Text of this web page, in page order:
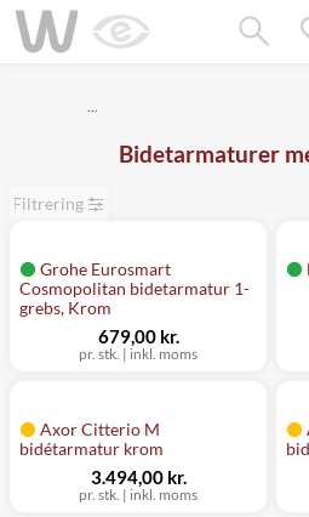
…
Bidetarmaturer
Filtrering
Grohe Eurosmart
Cosmopolitan bidetarmatur 1-
grebs, Krom
pr. stk. | inkl. moms
679,00 kr.
Axor Citterio M
bidétarmatur krom
pr. stk. | inkl. moms
3.494,00 kr.
Mangler chatten?
Ret samtykke!